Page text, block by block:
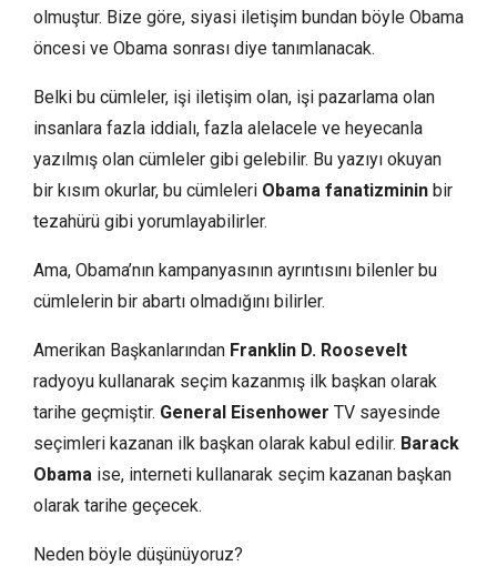
olmuştur. Bize göre, siyasi iletişim bundan böyle Obama
öncesi ve Obama sonrası diye tanımlanacak.
Belki bu cümleler, işi iletişim olan, işi pazarlama olan
insanlara fazla iddialı, fazla alelacele ve heyecanla
yazılmış olan cümleler gibi gelebilir. Bu yazıyı okuyan
bir kısım okurlar, bu cümleleri Obama fanatizminin bir
tezahürü gibi yorumlayabilirler.
Ama, Obama’nın kampanyasının ayrıntısını bilenler bu
cümlelerin bir abartı olmadığını bilirler.
Amerikan Başkanlarından Franklin D. Roosevelt
radyoyu kullanarak seçim kazanmış ilk başkan olarak
tarihe geçmiştir. General Eisenhower TV sayesinde
seçimleri kazanan ilk başkan olarak kabul edilir. Barack
Obama ise, interneti kullanarak seçim kazanan başkan
olarak tarihe geçecek.
Neden böyle düşünüyoruz?